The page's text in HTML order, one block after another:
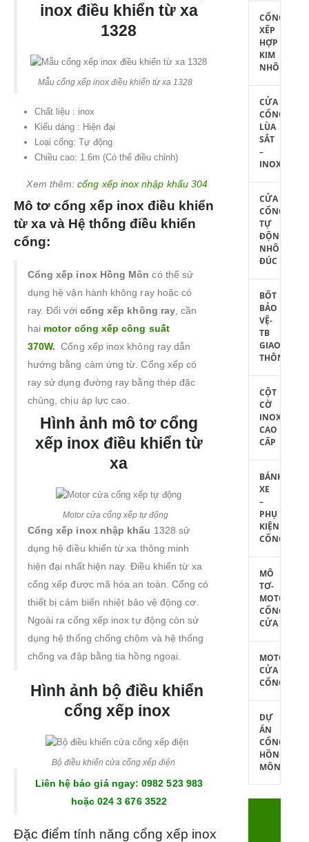
inox điều khiển từ xa
1328
Mẫu cổng xếp inox điều khiển từ xa 1328
Chất liệu : inox
Kiểu dáng : Hiện đại
Loại cổng: Tự động
Chiều cao: 1.6m (Có thể điều chỉnh)
Xem thêm:cổng xếp inox nhập khẩu 304
Mô tơ cổng xếp inox điều khiển
từ xa và Hệ thống điều khiển
cổng:
Cổng xếp inox Hồng Môn có thể sử
dụng hệ vận hành không ray hoặc có
ray. Đối với cổng xếp không ray , cần
hai motor cổng xếp công suất
370W. Cổng xếp inox không ray dẫn
hướng bằng cảm ứng từ. Cổng xếp có
ray sử dụng đường ray bằng thép đặc
chủng, chịu áp lực cao.
Hình ảnh mô tơ cổng
xếp inox điều khiển từ
xa
Motor cửa cổng xếp tự động
Cổng xếp inox nhập khẩu 1328 sử
dụng hệ điều khiển từ xa thông minh
hiện đại nhất hiện nay. Điều khiển từ xa
cổng xếp được mã hóa an toàn. Cổng có
thiết bị cảm biến nhiệt bảo vệ động cơ.
Ngoài ra cổng xếp inox tự động còn sử
dụng hệ thống chống chộm và hệ thống
chống va đập bằng tia hồng ngoại.
Hình ảnh bộ điều khiển
cổng xếp inox
Bộ điều khiển cửa cổng xếp điện
Liên hệ báo giá ngay: 0982 523 983
hoặc 024 3 676 3522
Đặc điểm tính năng cổng xếp inox
CỔNG
XẾP
HỢP
KIM
NHÔM
CỬA
CỔNG
LÙA
SẮT
–
INOX
CỬA
CỔNG
TỰ
ĐỘNG
NHÔM
ĐÚC
BỐT
BẢO
VỆ-
TB
GIAO
THÔNG
CỘT
CỜ
INOX
CAO
CẤP
BÁNH
XE
–
PHỤ
KIỆN
CỔNG
MÔ
TƠ-
MOTOR
CỔNG
CỬA
MOTOR
CỬA
CỔNG
DỰ
ÁN
CỔNG
HỒNG
MÔN